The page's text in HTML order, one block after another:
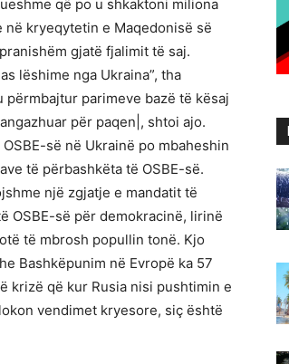
që po u shkaktoni miliona
kryeqytetin e Maqedonisë së
gjatë fjalimit të saj.
lëshime nga Ukraina”, tha
përmbajtur parimeve bazë të kësaj
për paqen|, shtoi ajo.
së në Ukrainë po mbaheshin
të përbashkëta të OSBE-së.
një zgjatje e mandatit të
OSBE-së për demokracinë, lirinë
të mbrosh popullin tonë. Kjo
Bashkëpunim në Evropë ka 57
krizë që kur Rusia nisi pushtimin e
vendimet kryesore, siç është